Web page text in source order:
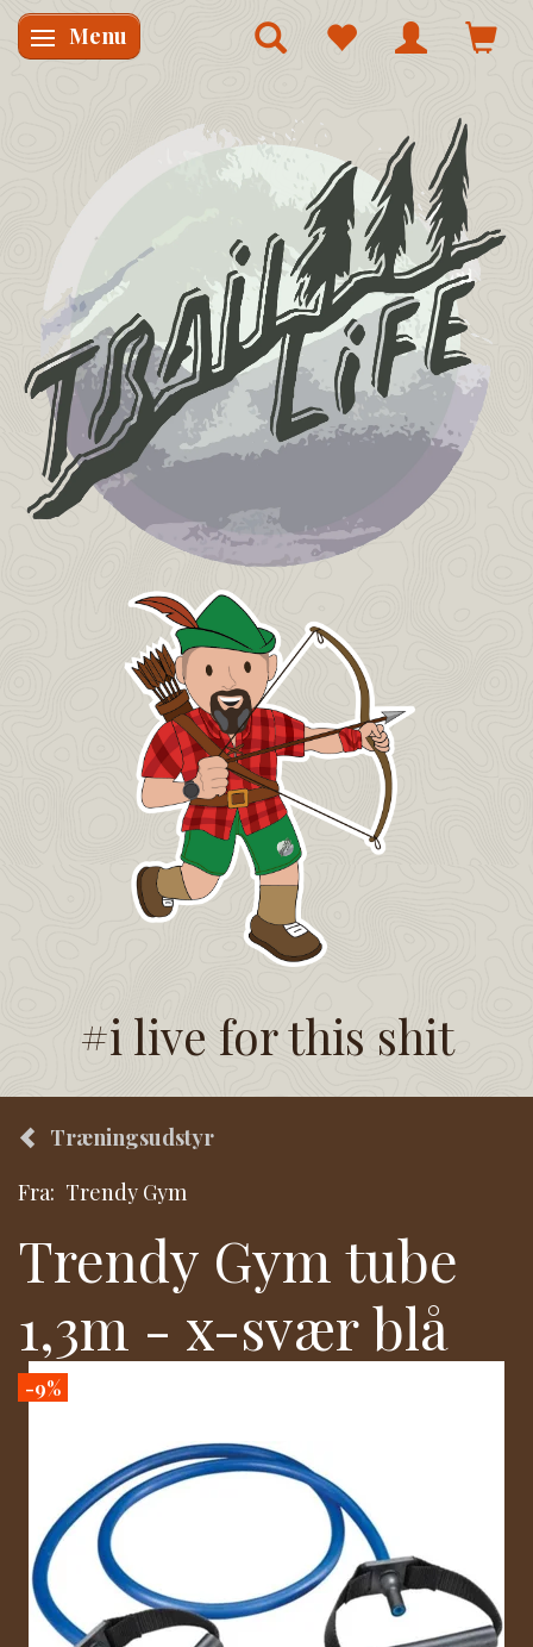
Skifte navigation
Menu
#i live for this shit
Træningsudstyr
Fra: Trendy Gym
Trendy Gym tube
1,3m - x-svær blå
-9%